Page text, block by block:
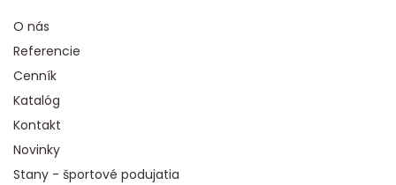
O nás
Referencie
Cenník
Katalóg
Kontakt
Novinky
Stany - športové podujatia